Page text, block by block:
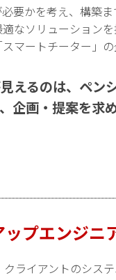
要かを考え、構築
なソリューションを
マートチーター」の
えるのは、ペ
企画・提案を
プエンジニ
ライアントのシス